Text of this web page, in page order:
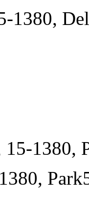
1380,
15-1380,